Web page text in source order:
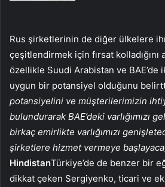
Rus şirketlerinin de diğer ülkelere
çeşitlendirmek için fırsat kolladığını
özellikle Suudi Arabistan ve BAE’de
uygun bir potansiyel olduğunu
potansiyelini ve müşterilerimizin
bulundurarak BAE’deki varlığımızı
birkaç emirlikte varlığımızı
şirketlere hizmet vermeye
HindistanTürkiye’de de benzer bir
dikkat çeken Sergiyenko, ticari ve